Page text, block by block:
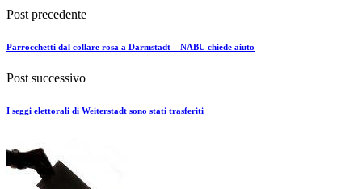
Post precedente
Parrocchetti dal collare rosa a Darmstadt – NABU chiede aiuto
Post successivo
I seggi elettorali di Weiterstadt sono stati trasferiti